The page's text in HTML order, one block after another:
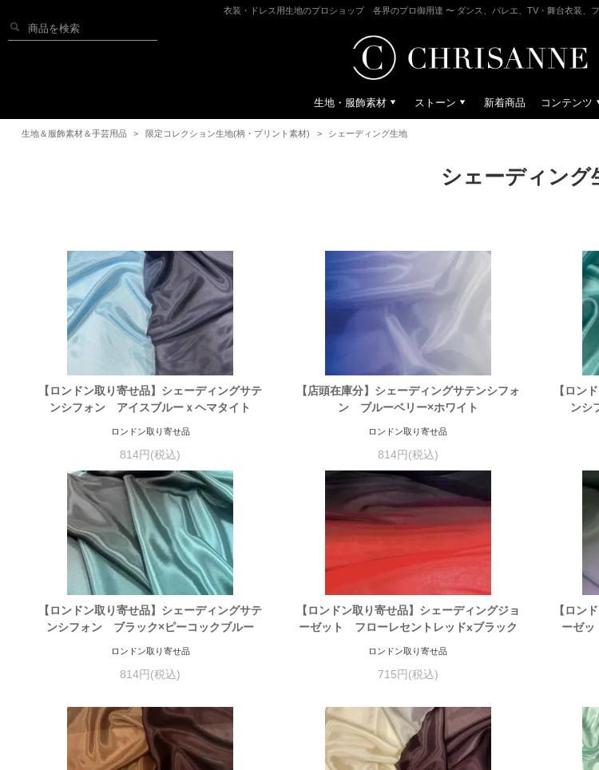
衣装・ドレス用生地のプロショップ 各界のプロ御用達 〜 ダンス、バレエ、TV・舞台衣装、
生地・服飾素材 ストーン 新着商品 コンテンツ
生地＆服飾素材＆手芸用品 > 限定コレクション生地(柄・プリント素材) > シェーディング生地
シェーディング
【ロンドン取り寄せ品】シェーディングサテ
ンシフォン アイスブルーｘヘマタイト
ロンドン取り寄せ品
814円(税込)
【店頭在庫分】シェーディングサテンシフォ
ン ブルーベリー×ホワイト
ロンドン取り寄せ品
814円(税込)
【ロン
ンシ
【ロンドン取り寄せ品】シェーディングサテ
ンシフォン ブラック×ピーコックブルー
ロンドン取り寄せ品
814円(税込)
【ロンドン取り寄せ品】シェーディングジョ
ーゼット フローレセントレッドxブラック
ロンドン取り寄せ品
715円(税込)
【ロン
ーゼ